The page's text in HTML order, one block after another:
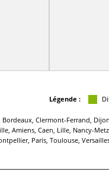
Légende :
Bordeaux, Clermont-Ferrand,
Amiens, Caen, Lille, Nancy-
Paris, Toulouse,